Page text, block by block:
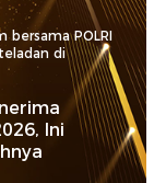
POLRI
di
Ini